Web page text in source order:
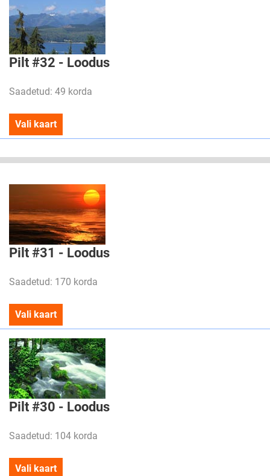
Pilt #32 - Loodus
Saadetud: 49 korda
Vali kaart
Pilt #31 - Loodus
Saadetud: 170 korda
Vali kaart
Pilt #30 - Loodus
Saadetud: 104 korda
Vali kaart